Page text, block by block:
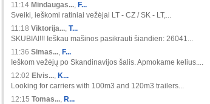
11:14 Mindaugas..., F...
Sveiki, ieškomi ratiniai vežėjai LT - CZ / SK - LT,...
11:18 Viktorija..., T...
SKUBIAI!!! Ieškau mašinos pasikrauti šiandien: 26041...
11:36 Simas..., F...
Ieškom vežėjų po Skandinavijos šalis. Apmokame kelius....
12:02 Elvis..., K...
Looking for carriers with 100m3 and 120m3 trailers...
12:15 Tomas..., R...